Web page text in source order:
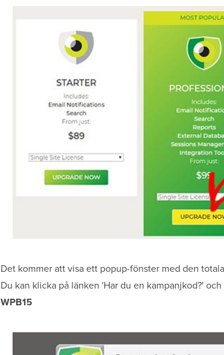
Det kommer att visa ett popup-fönster med den
Du kan klicka på länken 'Har du en kampanjkod?'
WPB15